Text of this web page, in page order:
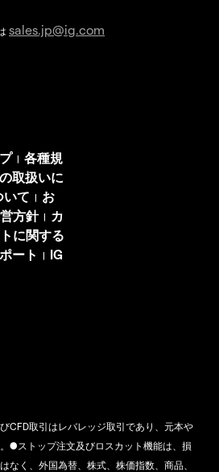
sales.jp@ig.com
| 各種規
取扱いに
て | お
方針|
カ
に関する
ート | IG
CFD取引はレバレッジ取引であり、元本や
●ストップ注文及びロスカット機能は、損
なく、外国為替、株式、株価指数、商品、